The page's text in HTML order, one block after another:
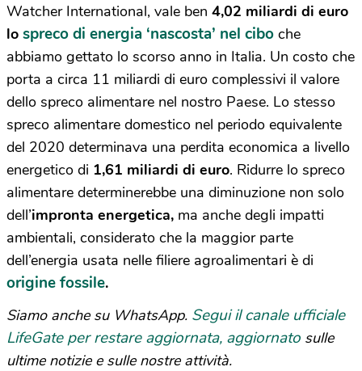
Watcher International, vale ben 4,02 miliardi di euro
lo spreco di energia ‘nascosta’ nel cibo che
abbiamo gettato lo scorso anno in Italia. Un costo che
porta a circa 11 miliardi di euro complessivi il valore
dello spreco alimentare nel nostro Paese. Lo stesso
spreco alimentare domestico nel periodo equivalente
del 2020 determinava una perdita economica a livello
energetico di 1,61 miliardi di euro. Ridurre lo spreco
alimentare determinerebbe una diminuzione non solo
dell’impronta energetica, ma anche degli impatti
ambientali, considerato che la maggior parte
dell’energia usata nelle filiere agroalimentari è di
origine fossile.
Siamo anche su WhatsApp. Segui il canale ufficiale
LifeGate per restare aggiornata, aggiornato sulle
ultime notizie e sulle nostre attività.